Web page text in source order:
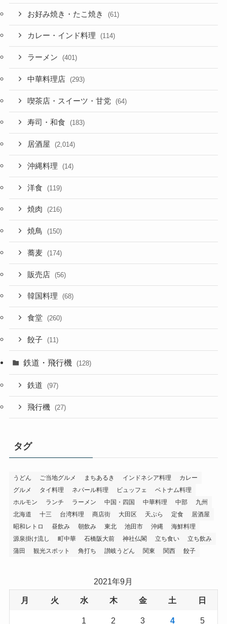
お好み焼き・たこ焼き (61)
カレー・インド料理 (114)
ラーメン (401)
中華料理店 (293)
喫茶店・スイーツ・甘党 (64)
寿司・和食 (183)
居酒屋 (2,014)
沖縄料理 (14)
洋食 (119)
焼肉 (216)
焼鳥 (150)
蕎麦 (174)
販売店 (56)
韓国料理 (68)
食堂 (260)
餃子 (11)
鉄道・飛行機 (128)
鉄道 (97)
飛行機 (27)
タグ
うどん ご当地グルメ まちあるき インドネシア料理
カレー
グルメ
タイ料理 ネパール料理 ビュッフェ
ベトナム料理
ホルモン
ランチ ラーメン 中国・四国 中華料理 中部
九州
北海道
十三 台湾料理 商店街 大田区 天ぷら 定食
居酒屋
昭和レトロ
昼飲み 朝飲み 東北 池田市 沖縄
海鮮料理
源泉掛け流し
町中華 石橋阪大前 神社仏閣 立ち食い
立ち飲み
蒲田
観光スポット 角打ち 讃岐うどん 関東 関西 餃子
2021年9月
月 火 水 木 金 土 日
1 2 3 4 5